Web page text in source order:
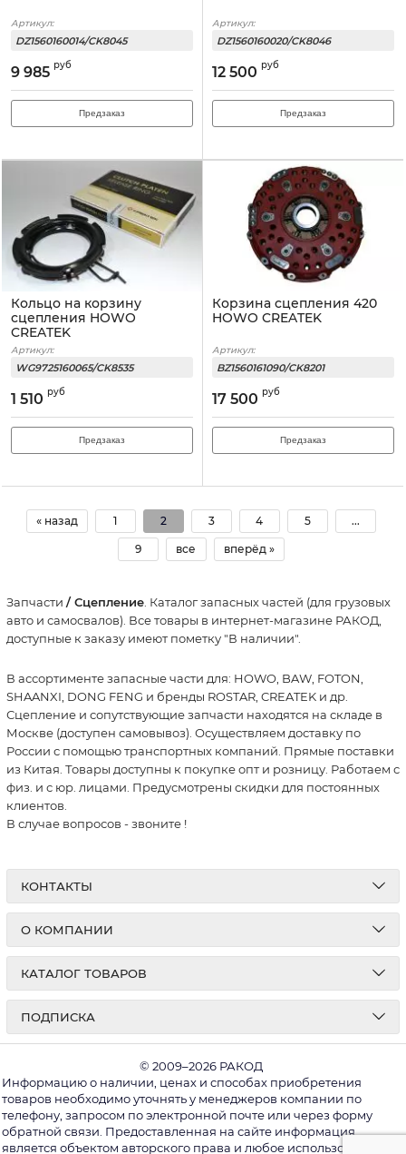
Артикул:
DZ1560160014/CK8045
9 985 руб
Предзаказ
Артикул:
DZ1560160020/CK8046
12 500 руб
Предзаказ
Кольцо на корзину
сцепления HOWO
CREATEK
Артикул:
WG9725160065/CK8535
1 510 руб
Предзаказ
Корзина сцепления 420
HOWO CREATEK
Артикул:
BZ1560161090/CK8201
17 500 руб
Предзаказ
« назад 1 2 3 4 5 ...
9 все вперёд »
Запчасти / Сцепление . Каталог запасных частей (для грузовых
авто и самосвалов). Все товары в интернет-магазине РАКОД,
доступные к заказу имеют пометку "В наличии".
В ассортименте запасные части для: HOWO, BAW, FOTON,
SHAANXI, DONG FENG и бренды ROSTAR, CREATEK и др.
Сцепление и сопутствующие запчасти находятся на складе в
Москве (доступен самовывоз). Осуществляем доставку по
России с помощью транспортных компаний. Прямые поставки
из Китая. Товары доступны к покупке опт и розницу. Работаем с
физ. и с юр. лицами. Предусмотрены скидки для постоянных
клиентов.
В случае вопросов - звоните !
КОНТАКТЫ
О КОМПАНИИ
КАТАЛОГ ТОВАРОВ
ПОДПИСКА
© 2009–2026 РАКОД
Информацию о наличии, ценах и способах приобретения
товаров необходимо уточнять у менеджеров компании по
телефону, запросом по электронной почте или через форму
обратной связи. Предоставленная на сайте информация
является объектом авторского права и любое использование